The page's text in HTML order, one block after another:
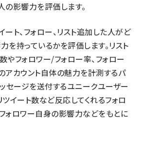
の影響力を評価します。
ート、フォロー、リスト追加した人がど
を持っているかを評価します。リスト
やフォロワー/フォロー率、フォロー
アカウント自体の魅力を計測するパ
ッセージを送付するユニークユーザー
ツイート数など反応してくれるフォロ
ォロワー自身の影響力などをもとに